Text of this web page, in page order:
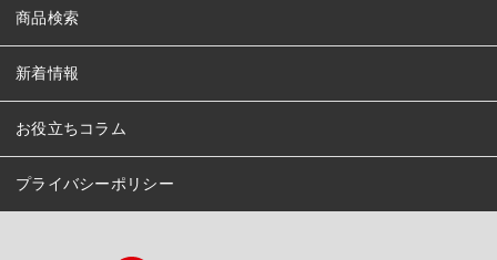
商品検索
新着情報
お役立ちコラム
プライバシーポリシー